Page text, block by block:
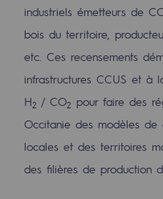
Projet HySoW
Projet H2med
Appel à
Cartographie du
Stratégie &
Stratégie &
industriels émetteurs de
bois du territoire,
etc. Ces recensements
infrastructures CCUS et à
H2 / CO2 pour faire des
Occitanie des modèles de
locales et des territoires
des filières de production